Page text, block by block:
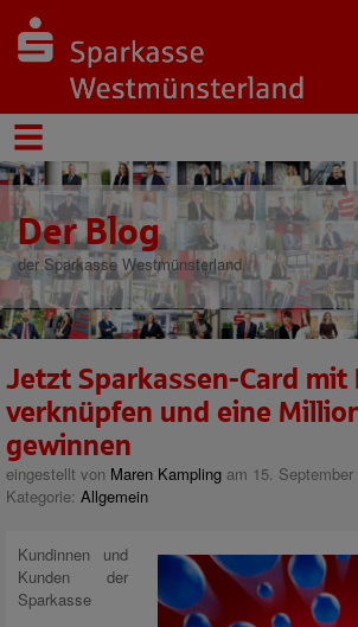
Der Blog
der Sparkasse Westmünsterland
Jetzt Sparkassen-Card mit
verknüpfen und eine
gewinnen
eingestellt von Maren Kampling am 15.
Kategorie: Allgemein
Kundinnen und
Kunden der
Sparkasse